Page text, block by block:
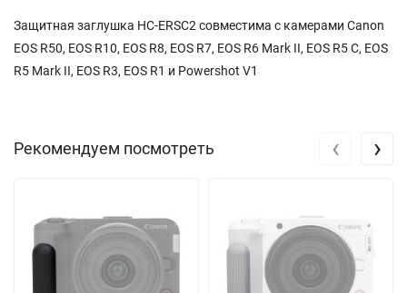
Защитная заглушка HC-ERSC2 совместима с камерами Canon
EOS R50, EOS R10, EOS R8, EOS R7, EOS R6 Mark II, EOS R5 C, EOS
R5 Mark II, EOS R3, EOS R1 и Powershot V1
Рекомендуем посмотреть ‹ ›